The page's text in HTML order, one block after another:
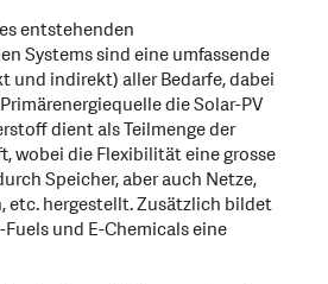
entstehenden
Systems sind eine umfassende
und indirekt) aller Bedarfe, dabei
die Solar-PV
dient als Teilmenge der
wobei die Flexibilität eine grosse
Speicher, aber auch Netze,
etc. hergestellt. Zusätzlich bildet
und E-Chemicals eine